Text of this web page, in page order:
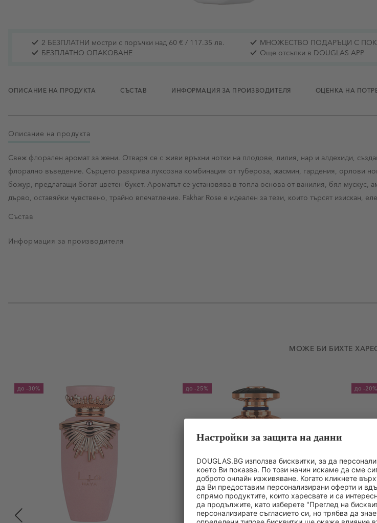
2 БЕЗПЛАТНИ мостри с поръчки над 60 € / 117.35 лв. МНОЖЕСТВО ПОДАРЪЦИ С
БЕЗПЛАТНО ОПАКОВАНЕ
Още отсъпки в DOUGLAS APP
ОПИСАНИЕ НА ПРОДУКТА СЪСТАВ ИНФОРМАЦИЯ ЗА ПРОИЗВОДИТЕЛЯ ОЦЕНКА НА
Описание на продукта
Свеж флорален аромат за жени. Отваря се с живи връхни нотки на плодове, лилия, нар и алдехиди,
флорално въведение. Сърцето разкрива луксозна комбинация от тубероза, жасмин, гардения, орлови
божур, предлагащи богат цветен букет. Ароматът се установява в топла основа от ванилия, бял мускус,
дърво, оставяйки чувствено, трайно впечатление. Fakhar Rose е идеален за тези, които търсят изискан,
Състав
Информация за производителя
МОЖЕ БИ БИХТЕ
до -30% до -25% до -20%